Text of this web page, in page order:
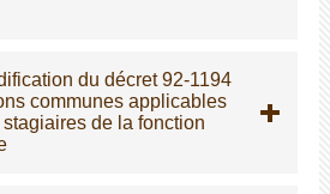
du décret 92-1194
communes applicables
de la fonction